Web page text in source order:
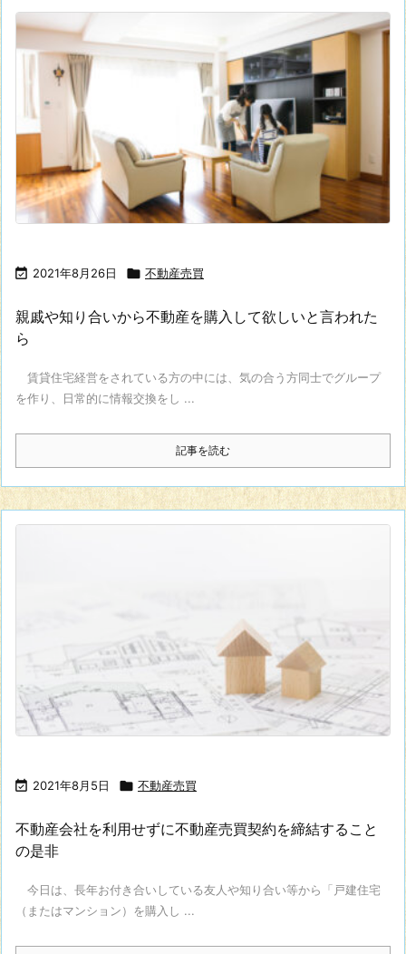
 2021年8月26日  不動産売買
親戚や知り合いから不動産を購入して欲しいと言われた
ら
賃貸住宅経営をされている方の中には、気の合う方同士でグループ
を作り、日常的に情報交換をし ...
記事を読む
 2021年8月5日  不動産売買
不動産会社を利用せずに不動産売買契約を締結すること
の是非
今日は、長年お付き合いしている友人や知り合い等から「戸建住宅
（またはマンション）を購入し ...